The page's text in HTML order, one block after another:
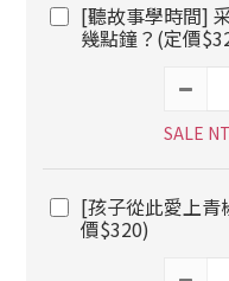
[聽故事學時間]
幾點鐘？(定價
SALE
[孩子從此愛上青
價$320)